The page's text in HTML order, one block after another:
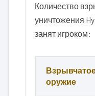
Количество
уничтожения
занят игроком:
оружие